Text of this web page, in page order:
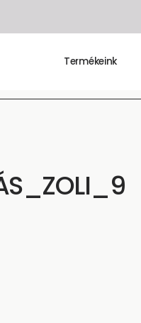
Termékeink